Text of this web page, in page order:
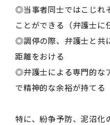
◎当事者同士ではこじれ
ことができる（弁護士に
◎調停の際、弁護士と共
距離をおける
◎弁護士による専門的な
で精神的な余裕が持てる
特に、紛争予防、泥沼化